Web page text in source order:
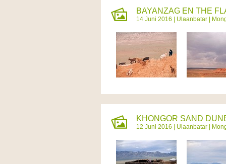
BAYANZAG EN THE
14 Juni 2016 | Ulaanbatar |
KHONGOR SAND
12 Juni 2016 | Ulaanbatar |